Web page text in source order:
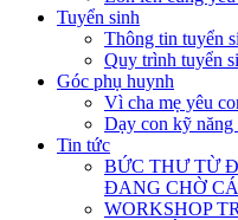
Tuyển sinh
Thông tin tuyển
Quy trình tuyển
Góc phụ huynh
Vì cha mẹ yêu
Dạy con kỹ năng
Tin tức
BỨC THƯ TỪ
ĐANG CHỜ
WORKSHOP